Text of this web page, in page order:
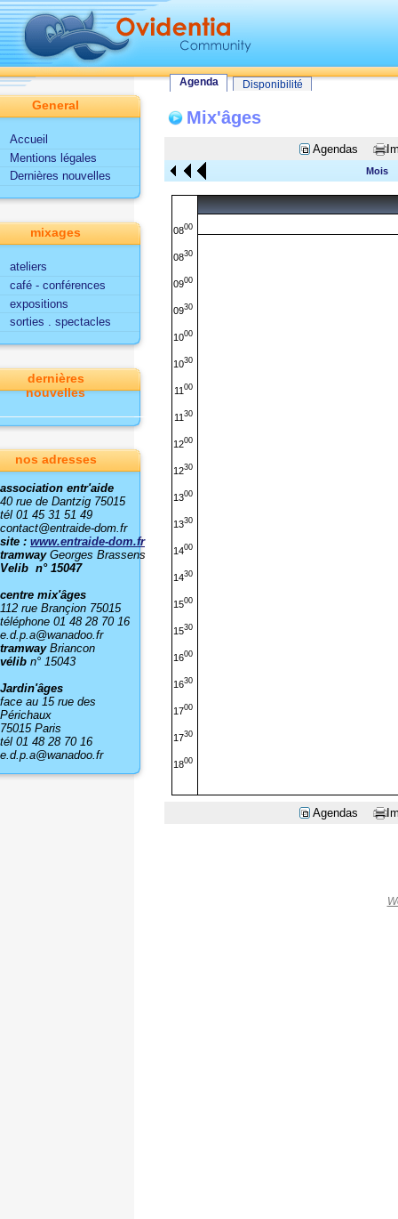
Tout le site
Utilisateur
Fonctionnalités d'Ovidentia
Agenda
Agenda Disponibilité
Mix'âges
Agendas
Mois
0800
0830
0900
0930
1000
1030
11 00
11 30
1200
1230
1300
1330
1400
1430
1500
1530
1600
1630
1700
1730
1800
Agendas
General
Accueil
Mentions légales
Dernières nouvelles
mixages
ateliers
café - conférences
expositions
sorties . spectacles
dernières
nouvelles
nos adresses
association entr'aide
40 rue de Dantzig 75015
tél 01 45 31 51 49
contact@entraide-dom.fr
site : www.entraide-dom.fr
tramway Georges Brassens
Velib n° 15047
centre mix'âges
112 rue Brançion 75015
téléphone 01 48 28 70 16
e.d.p.a@wanadoo.fr
tramwayBriancon
vélib n° 15043
Jardin'âges
face au 15 rue des
Périchaux
75015 Paris
tél 01 48 28 70 16
e.d.p.a@wanadoo.fr